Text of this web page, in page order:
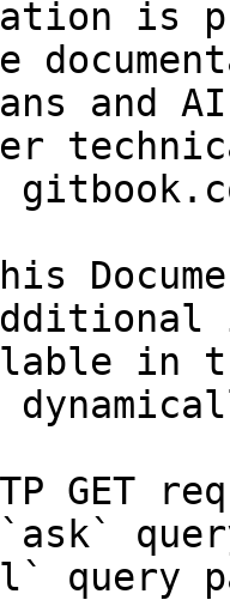
is
and
in
GET
query